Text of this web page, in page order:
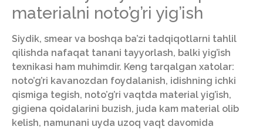
materialni noto’g’ri yig’ish
Siydik, smear va boshqa ba’zi tadqiqotlarni tahlil
qilishda nafaqat tanani tayyorlash, balki yig’ish
texnikasi ham muhimdir. Keng tarqalgan xatolar:
noto’g’ri kavanozdan foydalanish, idishning ichki
qismiga tegish, noto’g’ri vaqtda material yig’ish,
gigiena qoidalarini buzish, juda kam material olib
kelish, namunani uyda uzoq vaqt davomida